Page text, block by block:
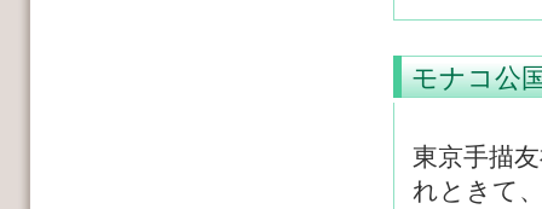
モナコ公
東京手描
れときて